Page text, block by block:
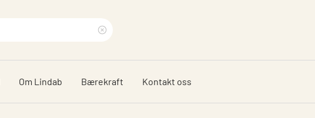
search
phrase
Om Lindab Bærekraft Kontakt oss